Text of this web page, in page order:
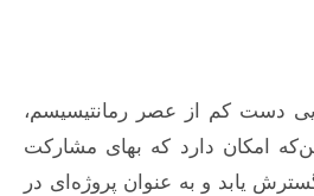
دست کم از عصر رمانتیسیسم،
امکان دارد که بهای مشارکت
یابد و به عنوان پروژه‌ای در